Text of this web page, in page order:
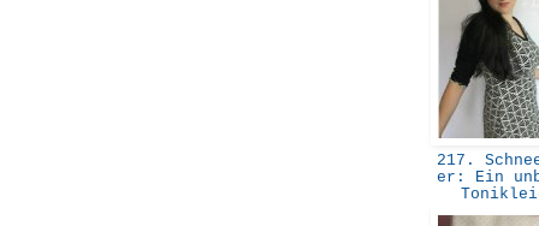
217.
er: Ein